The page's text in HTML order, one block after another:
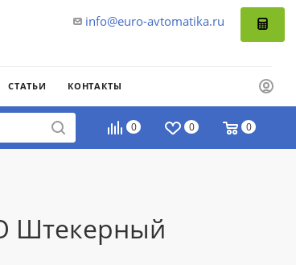
info@euro-avtomatika.ru
СТАТЬИ КОНТАКТЫ
0 0 0
Штекерный